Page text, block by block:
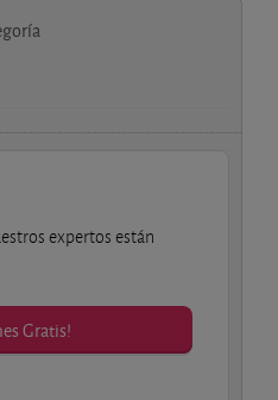
expertos están
Gratis!